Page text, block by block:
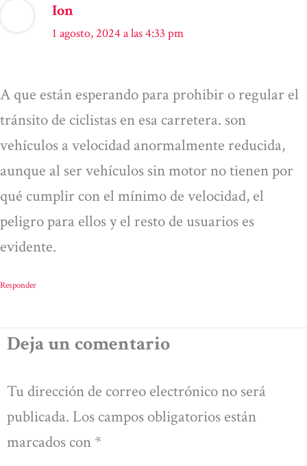
Ion
1 agosto, 2024 a las 4:33 pm
A que están esperando para prohibir o regular el
tránsito de ciclistas en esa carretera. son
vehículos a velocidad anormalmente reducida,
aunque al ser vehículos sin motor no tienen por
qué cumplir con el mínimo de velocidad, el
peligro para ellos y el resto de usuarios es
evidente.
Responder
Deja un comentario
Tu dirección de correo electrónico no será
publicada. Los campos obligatorios están
marcados con *